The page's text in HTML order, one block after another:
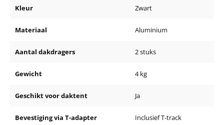
Kleur Zwart
Materiaal Aluminium
Aantal dakdragers 2 stuks
Gewicht 4 kg
Geschikt voor daktent Ja
Bevestiging via T-adapter Inclusief T-track